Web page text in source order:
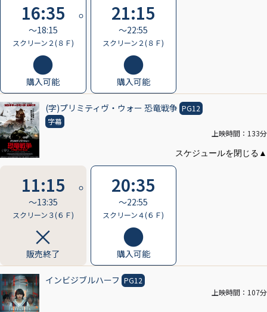
16:35
〜18:15
スクリーン２(８Ｆ)
購入可能
21:15
〜22:55
スクリーン２(８Ｆ)
購入可能
(字)プリミティヴ・ウォー 恐竜戦争 PG12
字幕
上映時間：133分
11:15
〜13:35
スクリーン３(６Ｆ)
販売終了
20:35
〜22:55
スクリーン４(６Ｆ)
購入可能
インビジブルハーフ PG12
上映時間：107分